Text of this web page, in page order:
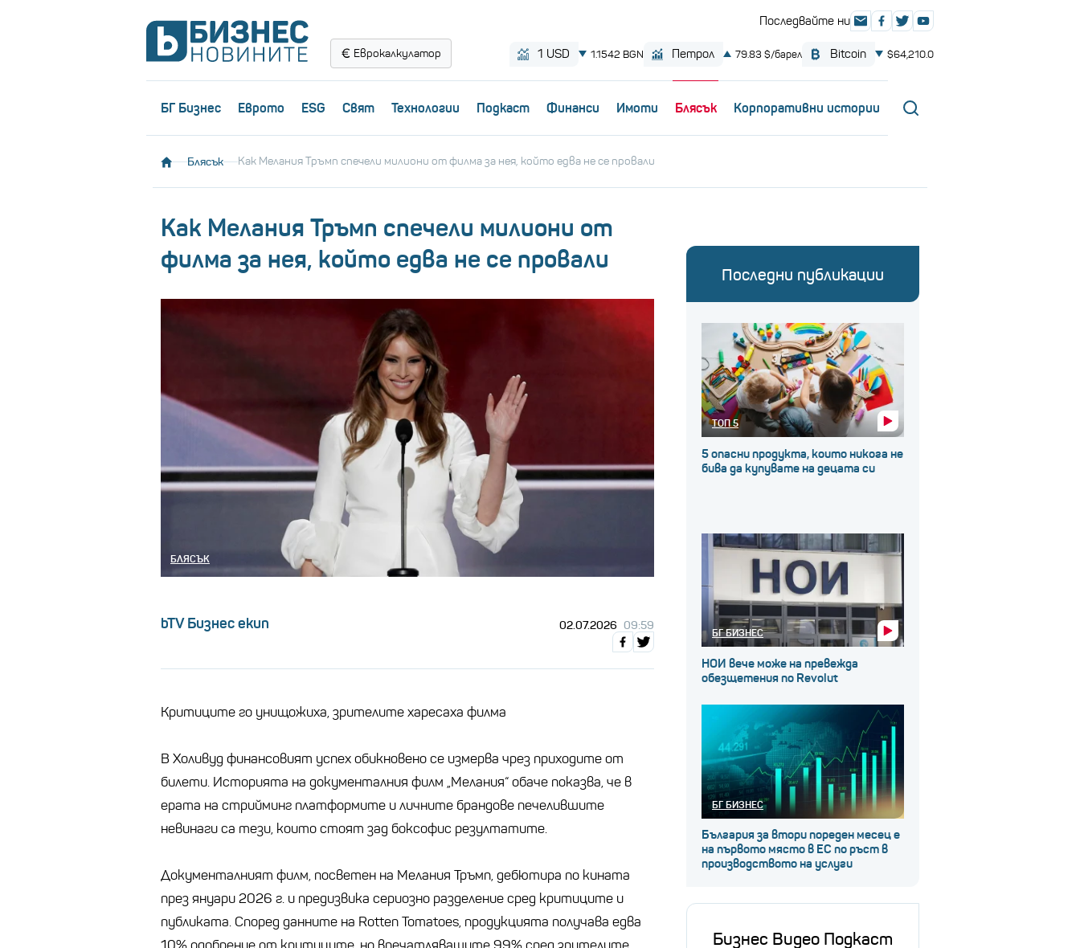
Еврокалкулатор
БГ Бизнес Еврото ESG Свят Технологии Пoдкаст Финанси Имоти Блясък Корпоративни истории
Блясък Как Мелания Тръмп спечели милиони от филма за нея, който едва не се провали
Как Мелания Тръмп спечели милиони от
филма за нея, който едва не се провали
БЛЯСЪК
bTV Бизнес екип 02.07.2026 09:59
Критиците го унищожиха, зрителите харесаха филма
В Холивуд финансовият успех обикновено се измерва чрез приходите от
билети. Историята на документалния филм „Мелания“ обаче показва, че в
ерата на стрийминг платформите и личните брандове печелившите
невинаги са тези, които стоят зад боксофис резултатите.
Документалният филм, посветен на Мелания Тръмп, дебютира по кината
през януари 2026 г. и предизвика сериозно разделение сред критиците и
публиката. Според данните на Rotten Tomatoes, продукцията получава едва
Последни публикации
ТОП 5
5 опасни продукта, които никога не
бива да купувате на децата си
БГ БИЗНЕС
НОИ вече може на превежда
обезщетения по Revolut
БГ БИЗНЕС
България за втори пореден месец е
на първото място в ЕС по ръст в
производството на услуги
Бизнес Видео Подкаст